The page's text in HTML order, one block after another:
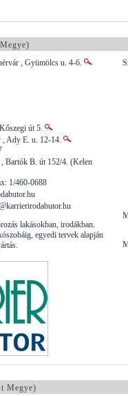
, Gyümölcs u. 4-6.
út 5.
Ady E. u. 12-14.
, Bartók B. út 152/4. (Kelen
1/460-0688
lakásokban, irodákban.
egyedi tervek alapján
Megye)